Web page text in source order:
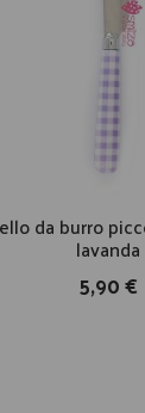
da burro
lavanda
5,90 €